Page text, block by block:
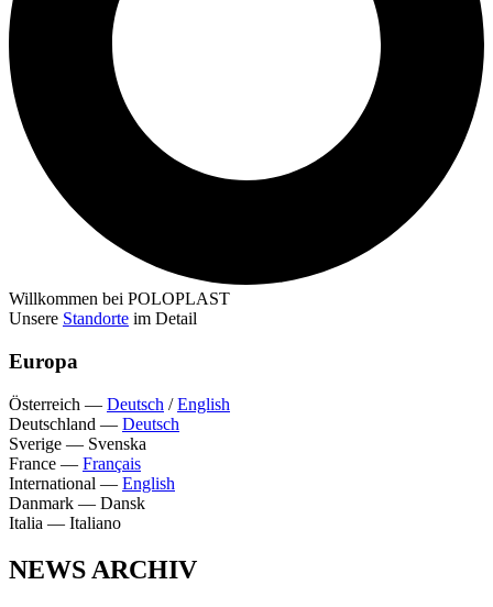
Willkommen bei POLOPLAST
Unsere Standorte im Detail
Europa
Österreich — Deutsch /English
Deutschland — Deutsch
Sverige — Svenska
France — Français
International — English
Danmark — Dansk
Italia — Italiano
NEWS ARCHIV